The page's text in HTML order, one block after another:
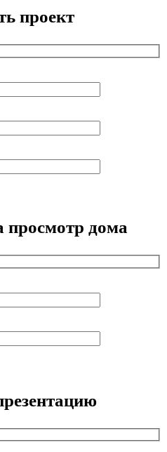
проект
просмотр дома